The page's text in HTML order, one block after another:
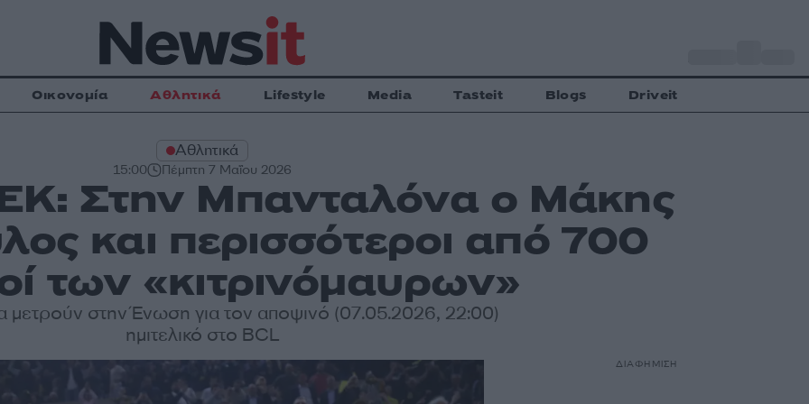
Οικονομία Αθλητικά Lifestyle Media Tasteit Blogs Driveit
Αθλητικά
15:00 Πέμπτη 7 Μαΐου 2026
Στην Μπανταλόνα ο Μάκης
και περισσότεροι από 700
των «κιτρινόμαυρων»
μετρούν στην Ένωση για τον αποψινό (07.05.2026, 22:00)
ημιτελικό στο BCL
ΔΙΑΦΗΜΙΣΗ